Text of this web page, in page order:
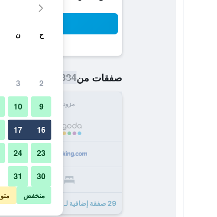
صفقات من384 ﷼
مزود
29 صفقة إضافية لـ كراون بلازا شينزين فوتيا ن باي آيتش جي
ح ن
2
3
9
10
16
17
23
24
30
31
منخفض